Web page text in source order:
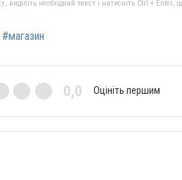
необхідний текст і натисніть Ctrl + Enter,
#магазин
0,0 Оцініть першим